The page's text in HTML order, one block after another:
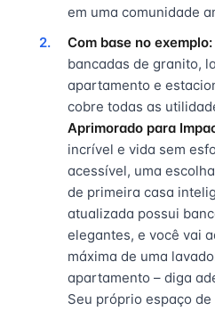
em uma comunidade
Com base no exemplo:
bancadas de granito,
apartamento e
cobre todas as
Aprimorado para
incrível e vida sem
acessível, uma
de primeira casa
atualizada possui
elegantes, e você vai
máxima de uma
apartamento – diga
Seu próprio espaço